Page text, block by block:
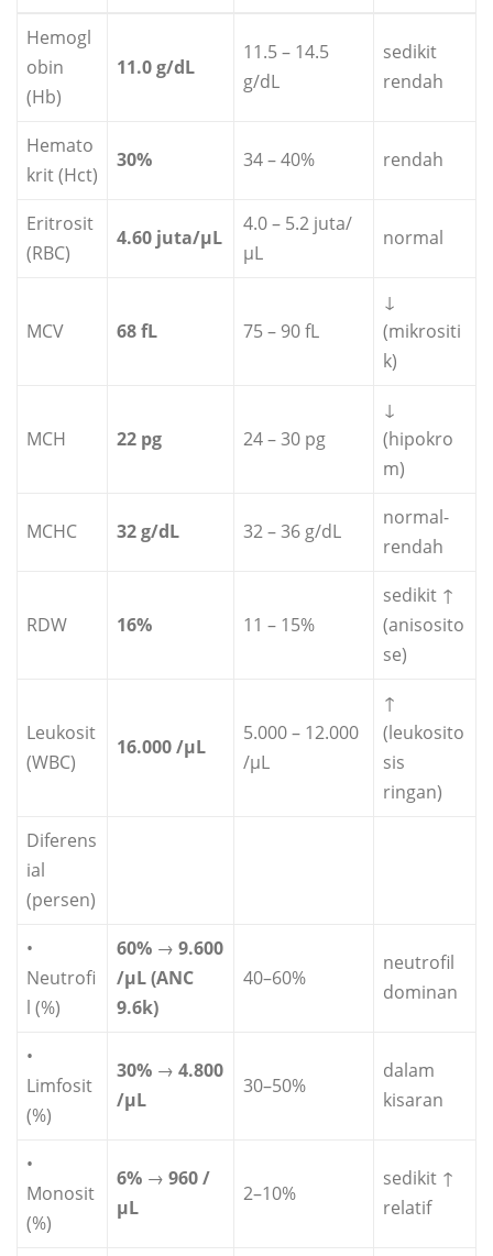
Hemogl
obin
(Hb)
11.0 g/dL
11.5 – 14.5
g/dL
sedikit
rendah
Hemato
krit (Hct)
30% 34 – 40% rendah
Eritrosit
(RBC)
4.60 juta/µL
4.0 – 5.2 juta/
µL
normal
MCV 68 fL 75 – 90 fL
↓
(mikrositi
k)
MCH 22 pg 24 – 30 pg
↓
(hipokro
m)
MCHC 32 g/dL 32 – 36 g/dL
normal-
rendah
RDW 16% 11 – 15%
sedikit ↑
(anisosito
se)
Leukosit
(WBC)
16.000 /µL
5.000 – 12.000
/µL
↑
(leukosito
sis
ringan)
Diferens
ial
(persen)
•
Neutrofi
l (%)
60% → 9.600
/µL (ANC
9.6k)
40–60%
neutrofil
dominan
•
Limfosit
(%)
30% → 4.800
/µL
30–50%
dalam
kisaran
•
Monosit
(%)
6% → 960 /
µL
2–10%
sedikit ↑
relatif